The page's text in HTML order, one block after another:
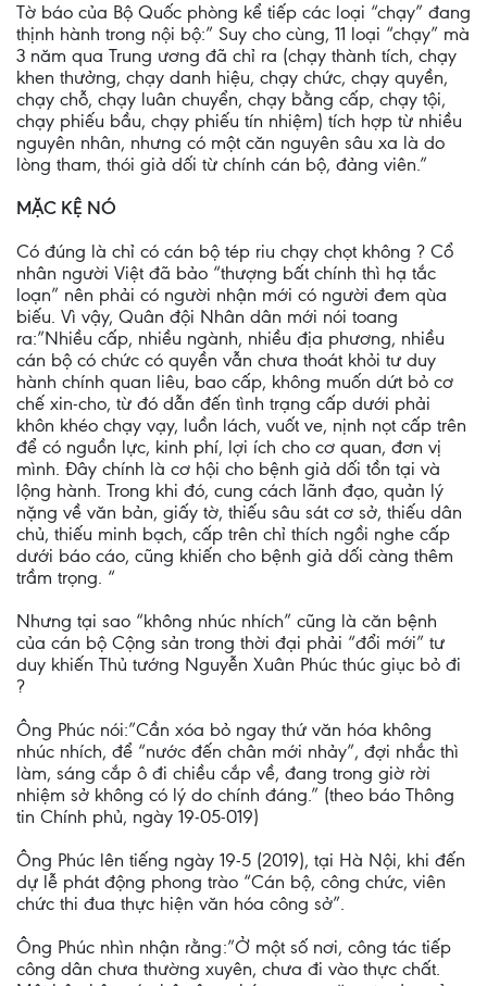
Tờ báo của Bộ Quốc phòng kể tiếp các loại “chạy” đang
thịnh hành trong nội bộ:” Suy cho cùng, 11 loại “chạy” mà
3 năm qua Trung ương đã chỉ ra (chạy thành tích, chạy
khen thưởng, chạy danh hiệu, chạy chức, chạy quyền,
chạy chỗ, chạy luân chuyển, chạy bằng cấp, chạy tội,
chạy phiếu bầu, chạy phiếu tín nhiệm) tích hợp từ nhiều
nguyên nhân, nhưng có một căn nguyên sâu xa là do
lòng tham, thói giả dối từ chính cán bộ, đảng viên.”
MẶC KỆ NÓ
Có đúng là chỉ có cán bộ tép riu chạy chọt không ? Cổ
nhân người Việt đã bảo “thượng bất chính thì hạ tắc
loạn” nên phải có người nhận mới có người đem qùa
biếu. Vì vậy, Quân đội Nhân dân mới nói toang
ra:”Nhiều cấp, nhiều ngành, nhiều địa phương, nhiều
cán bộ có chức có quyền vẫn chưa thoát khỏi tư duy
hành chính quan liêu, bao cấp, không muốn dứt bỏ cơ
chế xin-cho, từ đó dẫn đến tình trạng cấp dưới phải
khôn khéo chạy vạy, luồn lách, vuốt ve, nịnh nọt cấp trên
để có nguồn lực, kinh phí, lợi ích cho cơ quan, đơn vị
mình. Đây chính là cơ hội cho bệnh giả dối tồn tại và
lộng hành. Trong khi đó, cung cách lãnh đạo, quản lý
nặng về văn bản, giấy tờ, thiếu sâu sát cơ sở, thiếu dân
chủ, thiếu minh bạch, cấp trên chỉ thích ngồi nghe cấp
dưới báo cáo, cũng khiến cho bệnh giả dối càng thêm
trầm trọng. “
Nhưng tại sao “không nhúc nhích” cũng là căn bệnh
của cán bộ Cộng sản trong thời đại phải “đổi mới” tư
duy khiến Thủ tướng Nguyễn Xuân Phúc thúc giục bỏ đi
?
Ông Phúc nói:”Cần xóa bỏ ngay thứ văn hóa không
nhúc nhích, để “nước đến chân mới nhảy”, đợi nhắc thì
làm, sáng cắp ô đi chiều cắp về, đang trong giờ rời
nhiệm sở không có lý do chính đáng.” (theo báo Thông
tin Chính phủ, ngày 19-05-019)
Ông Phúc lên tiếng ngày 19-5 (2019), tại Hà Nội, khi đến
dự lễ phát động phong trào “Cán bộ, công chức, viên
chức thi đua thực hiện văn hóa công sở”.
Ông Phúc nhìn nhận rằng:”Ở một số nơi, công tác tiếp
công dân chưa thường xuyên, chưa đi vào thực chất.